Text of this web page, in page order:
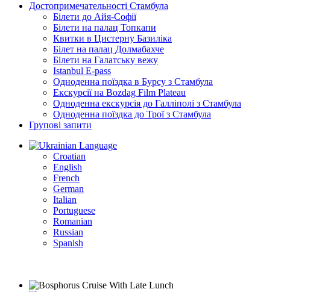
Достопримечательності Стамбула
Білети до Айя-Софії
Білети на палац Топкапи
Квитки в Цистерну Базиліка
Білет на палац Долмабахче
Білети на Галатську вежу
Istanbul E-pass
Одноденна поїздка в Бурсу з Стамбула
Екскурсії на Bozdag Film Plateau
Одноденна екскурсія до Галліполі з Стамбула
Одноденна поїздка до Трої з Стамбула
Групові запити
Language
Croatian
English
French
German
Italian
Portuguese
Romanian
Russian
Spanish